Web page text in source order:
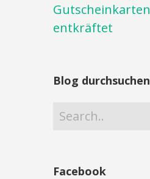
Gutscheinkarten
entkräftet
Blog durchsuchen
Facebook